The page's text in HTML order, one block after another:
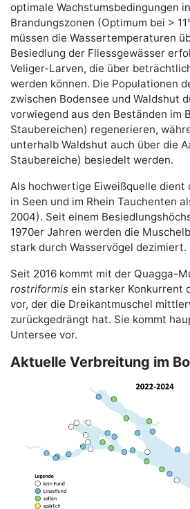
optimale Wachstumsbedingungen
Brandungszonen (Optimum bei >
müssen die Wassertemperaturen
Besiedlung der Fliessgewässer
Veliger-Larven, die über
werden können. Die Populationen
zwischen Bodensee und Waldshut
vorwiegend aus den Beständen im
Staubereichen) regenerieren,
unterhalb Waldshut auch über die
Staubereiche) besiedelt werden.
Als hochwertige Eiweißquelle dient
in Seen und im Rhein Tauchenten
2004). Seit einem
1970er Jahren werden die
stark durch Wasservögel dezimiert.
Seit 2016 kommt mit der Quagga-
rostriformis ein starker Konkurrent
vor, der die Dreikantmuschel
zurückgedrängt hat. Sie kommt
Untersee vor.
Aktuelle Verbreitung im